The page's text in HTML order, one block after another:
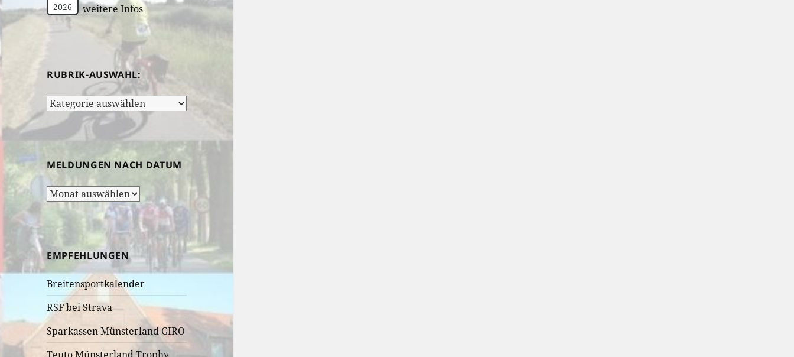
2026
weitere Infos
RUBRIK-AUSWAHL:
Rubrik-
Auswahl:
MELDUNGEN NACH DATUM
Meldungen
nach
Datum
EMPFEHLUNGEN
Breitensportkalender
RSF bei Strava
Sparkassen Münsterland GIRO